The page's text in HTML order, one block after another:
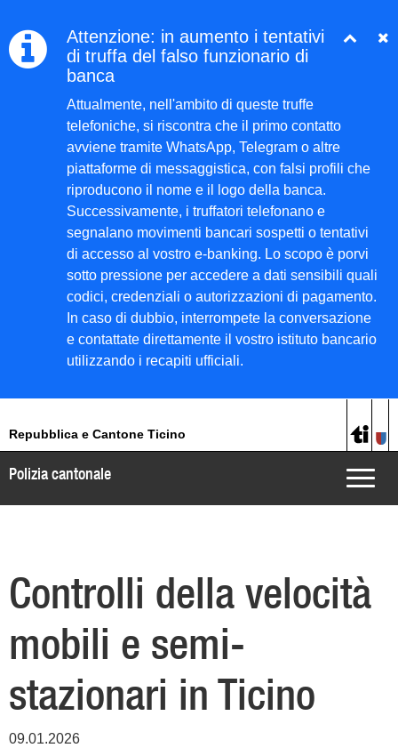
Attenzione: in aumento i tentativi
di truffa del falso funzionario di
banca
Attualmente, nell'ambito di queste truffe
telefoniche, si riscontra che il primo contatto
avviene tramite WhatsApp, Telegram o altre
piattaforme di messaggistica, con falsi profili che
riproducono il nome e il logo della banca.
Successivamente, i truffatori telefonano e
segnalano movimenti bancari sospetti o tentativi
di accesso al vostro e-banking. Lo scopo è porvi
sotto pressione per accedere a dati sensibili quali
codici, credenziali o autorizzazioni di pagamento.
In caso di dubbio, interrompete la conversazione
e contattate direttamente il vostro istituto bancario
utilizzando i recapiti ufficiali.
Repubblica e Cantone Ticino
Toggle
Polizia cantonale
Controlli della velocità
mobili e semi-
stazionari in Ticino
09.01.2026